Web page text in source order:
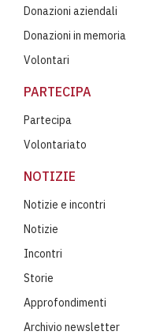
Donazioni aziendali
Donazioni in memoria
Volontari
PARTECIPA
Partecipa
Volontariato
NOTIZIE
Notizie e incontri
Notizie
Incontri
Storie
Approfondimenti
Archivio newsletter